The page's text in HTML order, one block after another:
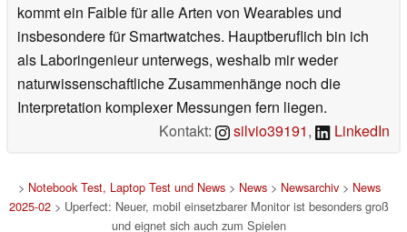
kommt ein Faible für alle Arten von Wearables und
insbesondere für Smartwatches. Hauptberuflich bin ich
als Laboringenieur unterwegs, weshalb mir weder
naturwissenschaftliche Zusammenhänge noch die
Interpretation komplexer Messungen fern liegen.
Kontakt:
silvio39191, LinkedIn
> Notebook Test, Laptop Test und News> News> Newsarchiv> News
2025-02 > Uperfect: Neuer, mobil einsetzbarer Monitor ist besonders groß
und eignet sich auch zum Spielen